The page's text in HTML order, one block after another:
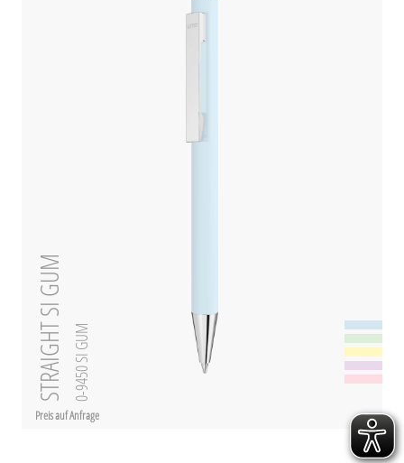
Preis auf Anfrage
STRAIGHT SI GUM 0-9450 SI GUM